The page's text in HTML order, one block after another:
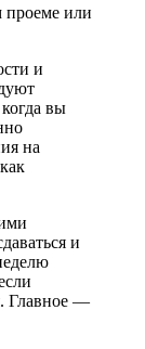
проеме или
и
вы
на
и
Главное —